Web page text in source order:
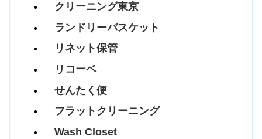
クリーニング東京
ランドリーバスケット
リネット保管
リコーベ
せんたく便
フラットクリーニング
Wash Closet